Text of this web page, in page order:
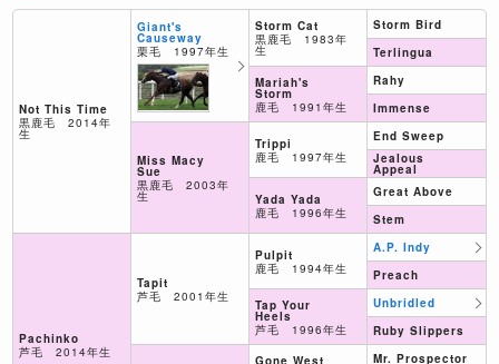
Not This Time
黒鹿毛 2014年
生
Pachinko
芦毛 2014年生
Giant's
Causeway
栗毛 1997年生
Miss Macy
Sue
黒鹿毛 2003年
生
Tapit
芦毛 2001年生
Storm Cat
黒鹿毛 1983年
生
Mariah's
Storm
鹿毛 1991年生
Trippi
鹿毛 1997年生
Yada Yada
鹿毛 1996年生
Pulpit
鹿毛 1994年生
Tap Your
Heels
芦毛 1996年生
Gone West
Storm Bird
Terlingua
Rahy
Immense
End Sweep
Jealous
Appeal
Great Above
Stem
A.P. Indy
Preach
Unbridled
Ruby Slippers
Mr. Prospector